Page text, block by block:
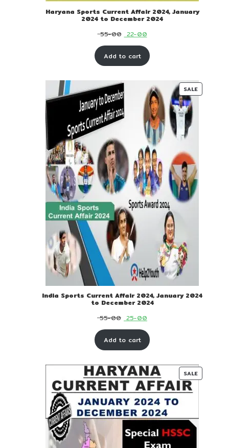
Haryana Sports Current Affair 2024, January
2024 to December 2024
55-00 Original
price
was:
00.
22-00Current
price
is:
00.
Add to cart
SALE
India Sports Current Affair 2024, January 2024
to December 2024
55-00 Original
price
was:
00.
25-00Current
price
is:
00.
Add to cart
SALE